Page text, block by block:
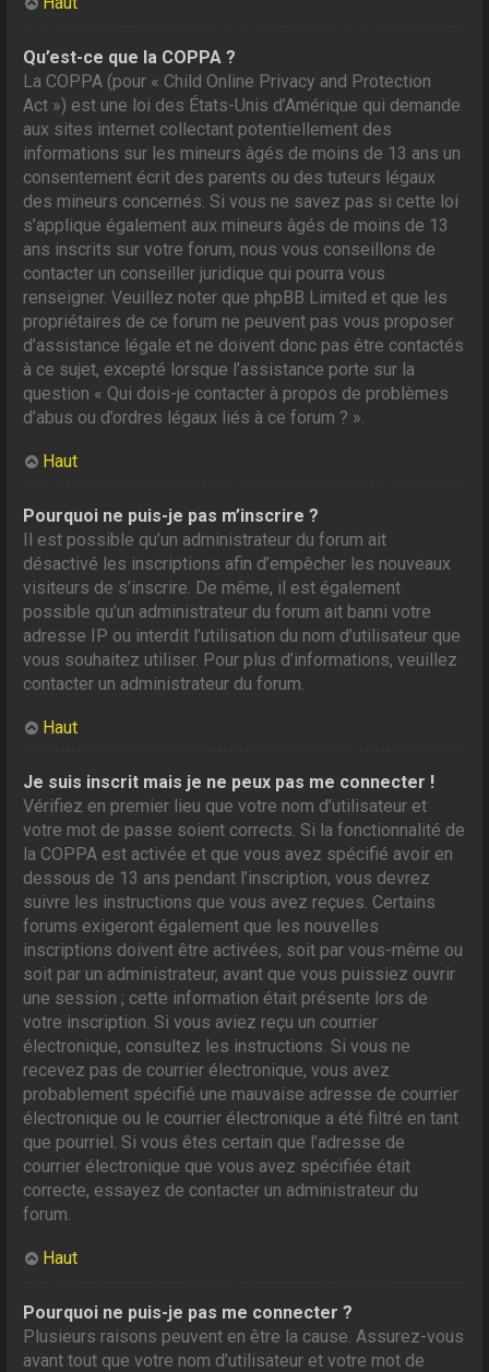
Qu’est-ce que la COPPA ?
La COPPA (pour « Child Online Privacy and Protection
Act ») est une loi des États-Unis d’Amérique qui demande
aux sites internet collectant potentiellement des
informations sur les mineurs âgés de moins de 13 ans un
consentement écrit des parents ou des tuteurs légaux
des mineurs concernés. Si vous ne savez pas si cette loi
s’applique également aux mineurs âgés de moins de 13
ans inscrits sur votre forum, nous vous conseillons de
contacter un conseiller juridique qui pourra vous
renseigner. Veuillez noter que phpBB Limited et que les
propriétaires de ce forum ne peuvent pas vous proposer
d’assistance légale et ne doivent donc pas être contactés
à ce sujet, excepté lorsque l’assistance porte sur la
question « Qui dois-je contacter à propos de problèmes
d’abus ou d’ordres légaux liés à ce forum ? ».
Haut
Pourquoi ne puis-je pas m’inscrire ?
Il est possible qu’un administrateur du forum ait
désactivé les inscriptions afin d’empêcher les nouveaux
visiteurs de s’inscrire. De même, il est également
possible qu’un administrateur du forum ait banni votre
adresse IP ou interdit l’utilisation du nom d’utilisateur que
vous souhaitez utiliser. Pour plus d’informations, veuillez
contacter un administrateur du forum.
Haut
Je suis inscrit mais je ne peux pas me connecter !
Vérifiez en premier lieu que votre nom d’utilisateur et
votre mot de passe soient corrects. Si la fonctionnalité de
la COPPA est activée et que vous avez spécifié avoir en
dessous de 13 ans pendant l’inscription, vous devrez
suivre les instructions que vous avez reçues. Certains
forums exigeront également que les nouvelles
inscriptions doivent être activées, soit par vous-même ou
soit par un administrateur, avant que vous puissiez ouvrir
une session ; cette information était présente lors de
votre inscription. Si vous aviez reçu un courrier
électronique, consultez les instructions. Si vous ne
recevez pas de courrier électronique, vous avez
probablement spécifié une mauvaise adresse de courrier
électronique ou le courrier électronique a été filtré en tant
que pourriel. Si vous êtes certain que l’adresse de
courrier électronique que vous avez spécifiée était
correcte, essayez de contacter un administrateur du
forum.
Haut
Pourquoi ne puis-je pas me connecter ?
Plusieurs raisons peuvent en être la cause. Assurez-vous
avant tout que votre nom d’utilisateur et votre mot de